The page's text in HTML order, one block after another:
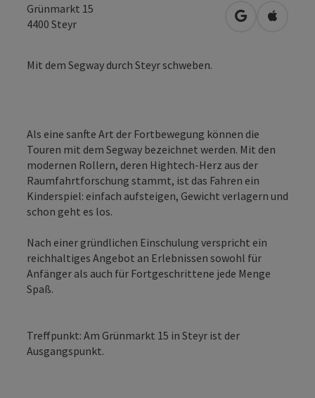
Grünmarkt 15
4400 Steyr in Google
in
Mit dem Segway durch Steyr schweben.
Als eine sanfte Art der Fortbewegung können die
Touren mit dem Segway bezeichnet werden. Mit den
modernen Rollern, deren Hightech-Herz aus der
Raumfahrtforschung stammt, ist das Fahren ein
Kinderspiel: einfach aufsteigen, Gewicht verlagern und
schon geht es los.
Nach einer gründlichen Einschulung verspricht ein
reichhaltiges Angebot an Erlebnissen sowohl für
Anfänger als auch für Fortgeschrittene jede Menge
Spaß.
Treffpunkt: Am Grünmarkt 15 in Steyr ist der
Ausgangspunkt.